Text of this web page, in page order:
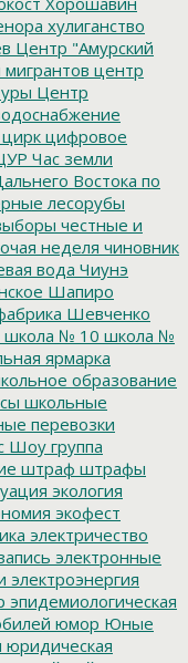
хулиганство
Центр "Амурский
центр
Центр
цирк цифровое
Час земли
Востока по
лесорубы
честные и
неделя чиновник
вода Чиунэ
Шапиро
Шевченко
школа № 10 школа №
ярмарка
образование
школьные
перевозки
Шоу группа
штраф штрафы
экология
экофест
электричество
электронные
электроэнергия
эпидемиологическая
юмор Юные
юридическая